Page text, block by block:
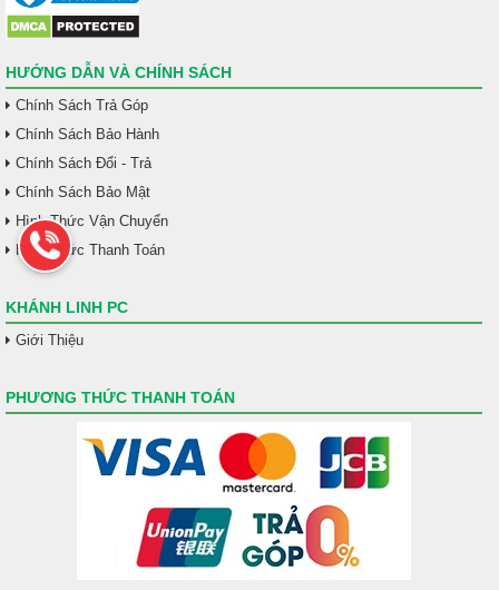
HƯỚNG DẪN VÀ CHÍNH SÁCH
Chính Sách Trả Góp
Chính Sách Bảo Hành
Chính Sách Đổi - Trả
Chính Sách Bảo Mật
Hình Thức Vận Chuyển
Hình Thức Thanh Toán
KHÁNH LINH PC
Giới Thiệu
PHƯƠNG THỨC THANH TOÁN